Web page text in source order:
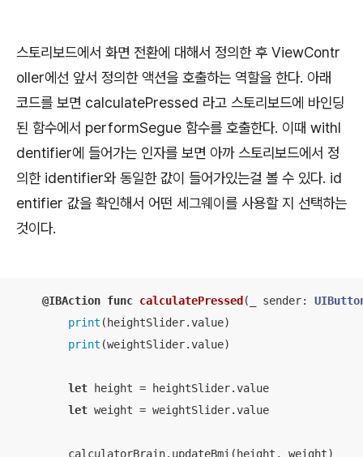
스토리보드에서 화면 전환에 대해서 정의한 후 ViewContr
oller에선 앞서 정의한 액션을 호출하는 역할을 한다. 아래
코드를 보면 calculatePressed 라고 스토리보드에 바인딩
된 함수에서 performSegue 함수를 호출한다. 이때 withI
dentifier에 들어가는 인자를 보면 아까 스토리보드에서 정
의한 identifier와 동일한 값이 들어가있는걸 볼 수 있다. id
entifier 값을 확인해서 어떤 세그웨이를 사용할 지 선택하는
것이다.
@IBAction func calculatePressed ( sender:
print (heightSlider.value)
print (weightSlider.value)
let height = heightSlider.value
let weight = weightSlider.value
        calculatorBrain.updateBmi(height, weight)